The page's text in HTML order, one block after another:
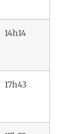
14h14
17h43